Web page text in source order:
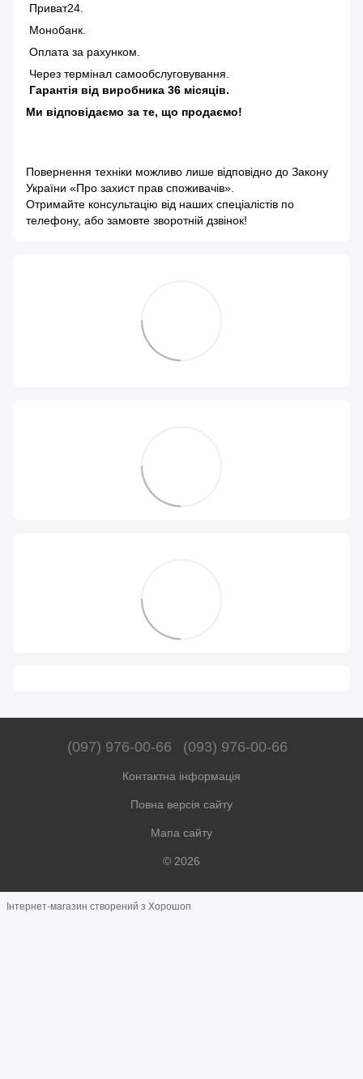
Приват24.
Монобанк.
Оплата за рахунком.
Через термінал самообслуговування.
Гарантія від виробника 36 місяців.
Ми відповідаємо за те, що продаємо!
Повернення техніки можливо лише відповідно до Закону
України «Про захист прав споживачів»
Отримайте консультацію від наших спеціалістів по
телефону, або замовте зворотній дзвінок!
(097) 976-00-66 (093) 976-00-66
Контактна інформація
Повна версія сайту
Мапа сайту
© 2026
Інтернет-магазин створений з Хорошоп